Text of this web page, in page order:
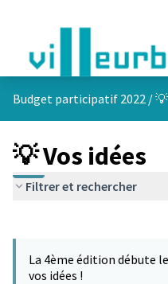
Budget participatif 2022 /
💡 Vos idées
Filtrer et rechercher
−
La 4ème édition débute
vos idées !